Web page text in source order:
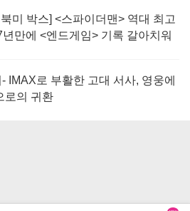
미 박스] <스파이더맨> 역대 최고
년만에 <엔드게임> 기록 갈아치워
IMAX로 부활한 고대 서사, 영웅에
로의 귀환